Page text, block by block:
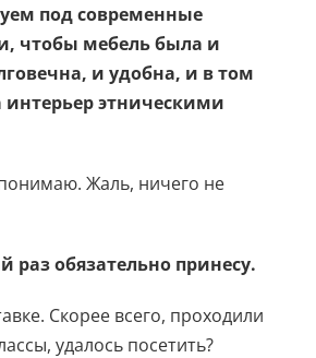
под современные
чтобы мебель была и
и удобна, и в том
интерьер этническими
Жаль, ничего не
обязательно принесу.
Скорее всего, проходили
удалось посетить?